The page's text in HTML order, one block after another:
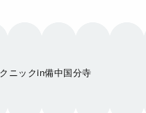
ニックin備中国分寺